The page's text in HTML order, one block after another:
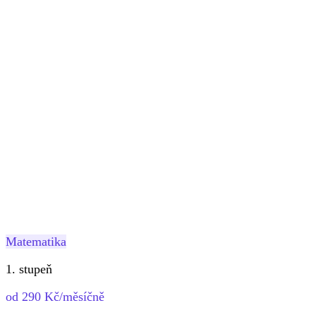
Matematika
1. stupeň
od 290 Kč/měsíčně